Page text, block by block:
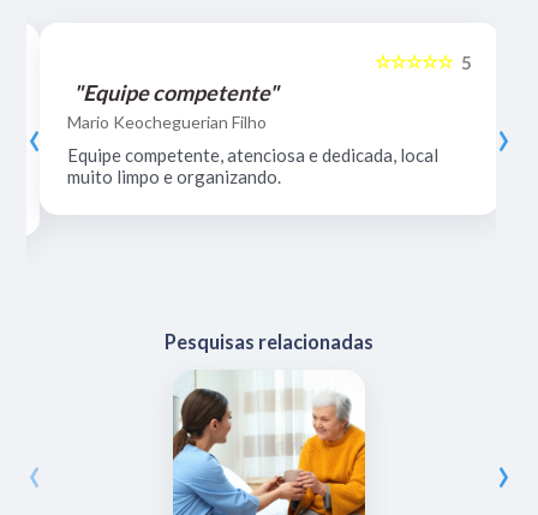
5
☆☆☆☆☆
"Equipe competente"
Mario Keocheguerian Filho
Equipe competente, atenciosa e dedicada, local
muito limpo e organizando.
‹ ›
Pesquisas relacionadas
‹ ›